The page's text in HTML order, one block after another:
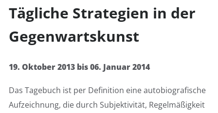
Tägliche Strategien in der
Gegenwartskunst
19. Oktober 2013 bis 06. Januar 2014
Das Tagebuch ist per Definition eine autobiografische
Aufzeichnung, die durch Subjektivität, Regelmäßigkeit